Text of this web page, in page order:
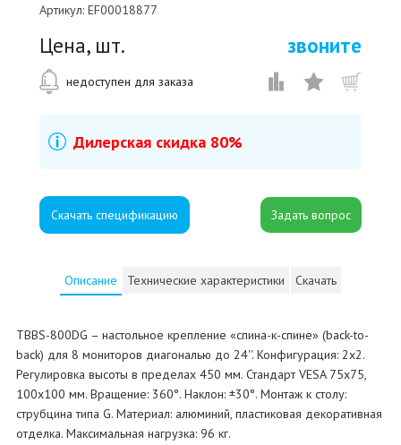
Артикул: EF00018877
Цена, шт. звоните
недоступен для заказа
Дилерская скидка 80%
Скачать спецификацию
Описание Технические характеристики Скачать
TBBS-800DG – настольное крепление «спина-к-спине» (back-to-
back) для 8 мониторов диагональю до 24''. Конфигурация: 2х2.
Регулировка высоты в пределах 450 мм. Стандарт VESA 75х75,
100х100 мм. Вращение: 360°. Наклон: ±30°. Монтаж к столу:
струбцина типа G. Материал: алюминий, пластиковая декоративная
отделка. Максимальная нагрузка: 96 кг.